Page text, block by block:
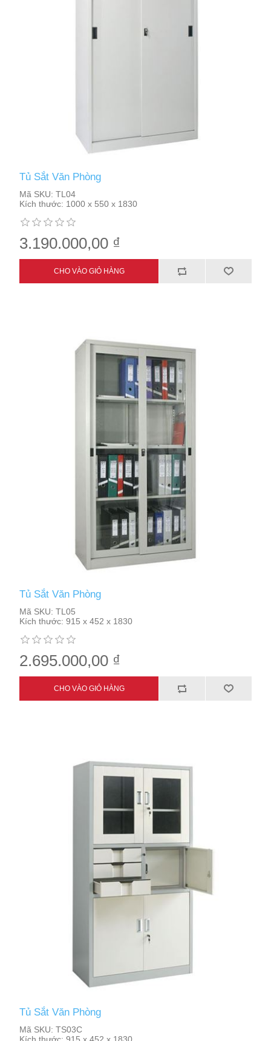
Tủ Sắt Văn Phòng
Mã SKU: TL04
Kích thước: 1000 x 550 x 1830
3.190.000,00 ₫
Tủ Sắt Văn Phòng
Mã SKU: TL05
Kích thước: 915 x 452 x 1830
2.695.000,00 ₫
Tủ Sắt Văn Phòng
Mã SKU: TS03C
Kích thước: 915 x 452 x 1830